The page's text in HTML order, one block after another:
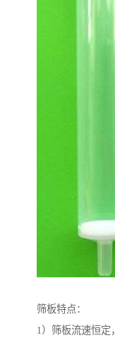
筛板特点：
1）筛板流速恒定